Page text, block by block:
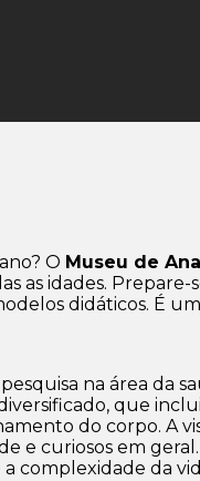
O Museu de
idades.
didáticos. É
na área
que inclui
do corpo. A
e curiosos em
complexidade da